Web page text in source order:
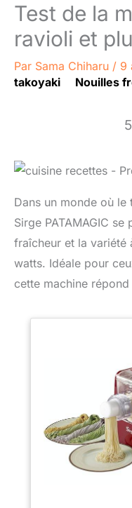
Test de la
ravioli et
Par Sama Chiharu / 9
takoyaki
Nouilles
Dans un monde où
Sirge PATAMAGIC
fraîcheur et la variété
watts. Idéale pour
cette machine